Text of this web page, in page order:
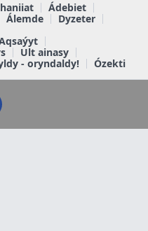
Ádebiet
Álemde
Dyzeter
Ult ainasy
- oryndaldy! Ózekti